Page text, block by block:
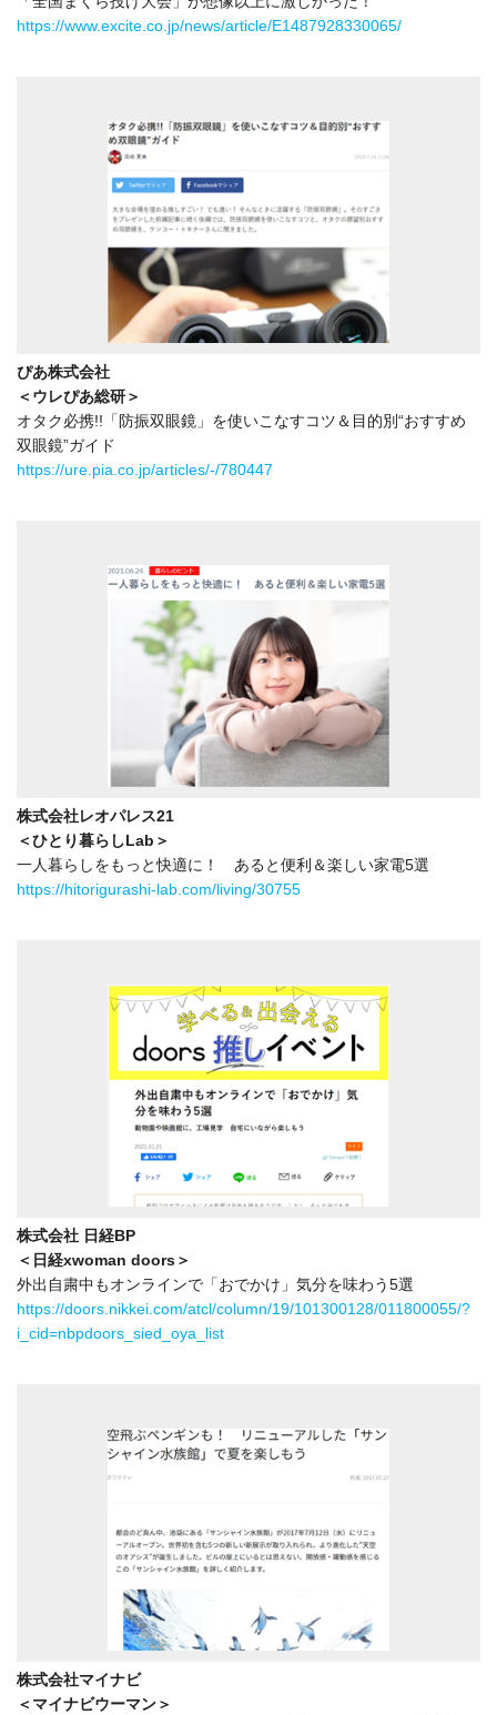
https://www.excite.co.jp/news/article/E1487928330065/
ぴあ株式会社
＜ウレぴあ総研＞
オタク必携!!「防振双眼鏡」を使いこなすコツ＆目的別“おすすめ
双眼鏡”ガイド
https://ure.pia.co.jp/articles/-/780447
株式会社レオパレス21
＜ひとり暮らしLab＞
一人暮らしをもっと快適に！ あると便利＆楽しい家電5選
https://hitorigurashi-lab.com/living/30755
株式会社 日経BP
＜日経xwoman doors＞
外出自粛中もオンラインで「おでかけ」気分を味わう5選
https://doors.nikkei.com/atcl/column/19/101300128/011800055/?
i_cid=nbpdoors_sied_oya_list
株式会社マイナビ
＜マイナビウーマン＞